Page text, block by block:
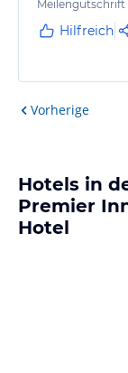
Meilengutschrift
Hilfreich
Vorherige
Hotels in
Premier
Hotel